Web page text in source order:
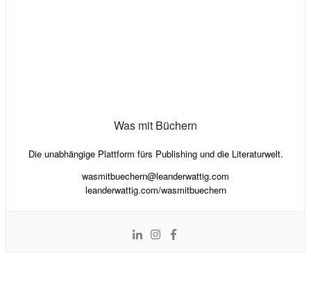
Was mit Büchern
Die unabhängige Plattform fürs Publishing und die Literaturwelt.
wasmitbuechern@leanderwattig.com
leanderwattig.com/wasmitbuechern